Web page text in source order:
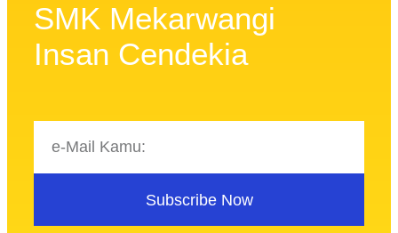
SMK Mekarwangi
Insan Cendekia
Subscribe Now